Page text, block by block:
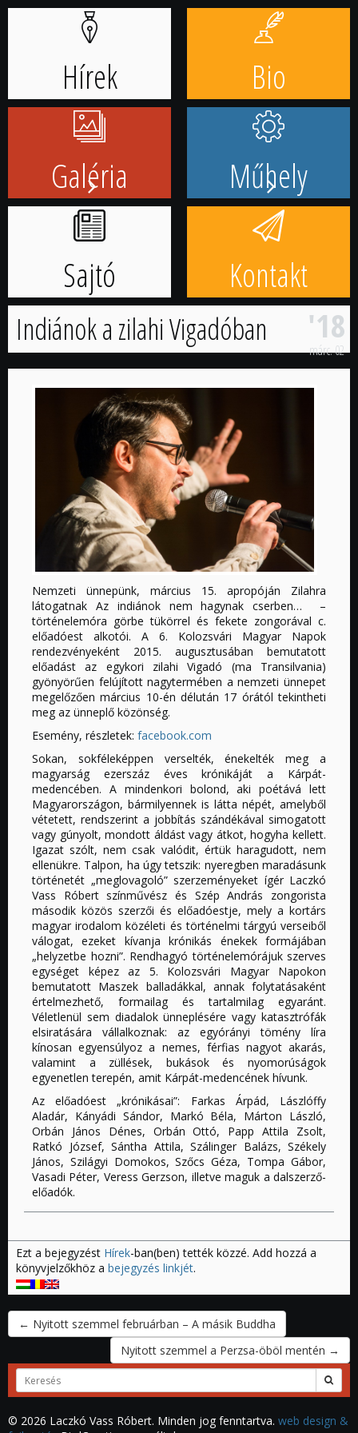
Ugrás
Hírek Bio
Galéria Műhely
Sajtó Kontakt
Indiánok a zilahi Vigadóban '18
márc.02
Nemzeti ünnepünk, március 15. apropóján Zilahra
látogatnak Az indiánok nem hagynak cserben… –
történelemóra görbe tükörrel és fekete zongorával c.
előadóest alkotói. A 6. Kolozsvári Magyar Napok
rendezvényeként 2015. augusztusában bemutatott
előadást az egykori zilahi Vigadó (ma Transilvania)
gyönyörűen felújított nagytermében a nemzeti ünnepet
megelőzően március 10-én délután 17 órától tekintheti
meg az ünneplő közönség.
Esemény, részletek: facebook.com
Sokan, sokféleképpen verselték, énekelték meg a
magyarság ezerszáz éves krónikáját a Kárpát-
medencében. A mindenkori bolond, aki poétává lett
Magyarországon, bármilyennek is látta népét, amelyből
vétetett, rendszerint a jobbítás szándékával simogatott
vagy gúnyolt, mondott áldást vagy átkot, hogyha kellett.
Igazat szólt, nem csak valódit, értük haragudott, nem
ellenükre. Talpon, ha úgy tetszik: nyeregben maradásunk
történetét „meglovagoló” szerzeményeket ígér Laczkó
Vass Róbert színművész és Szép András zongorista
második közös szerzői és előadóestje, mely a kortárs
magyar irodalom közéleti és történelmi tárgyú verseiből
válogat, ezeket kívanja krónikás énekek formájában
„helyzetbe hozni”. Rendhagyó történelemórájuk szerves
egységet képez az 5. Kolozsvári Magyar Napokon
bemutatott Maszek balladákkal, annak folytatásaként
értelmezhető, formailag és tartalmilag egyaránt.
Véletlenül sem diadalok ünneplésére vagy katasztrófák
elsiratására vállalkoznak: az egyórányi tömény líra
kínosan egyensúlyoz a nemes, férfias nagyot akarás,
valamint a züllések, bukások és nyomorúságok
egyenetlen terepén, amit Kárpát-medencének hívunk.
Az előadóest „krónikásai”: Farkas Árpád, Lászlóffy
Aladár, Kányádi Sándor, Markó Béla, Márton László,
Orbán János Dénes, Orbán Ottó, Papp Attila Zsolt,
Ratkó József, Sántha Attila, Szálinger Balázs, Székely
János, Szilágyi Domokos, Szőcs Géza, Tompa Gábor,
Vasadi Péter, Veress Gerzson, illetve maguk a dalszerző-
előadók.
Ezt a bejegyzést Hírek-ban(ben) tették közzé. Add hozzá a
könyvjelzőkhöz a bejegyzés linkjét.
← Nyitott szemmel februárban – A másik Buddha
Nyitott szemmel a Perzsa-öböl mentén →
Keresett
kifejezés
© 2026 Laczkó Vass Róbert. Minden jog fenntartva. web design &